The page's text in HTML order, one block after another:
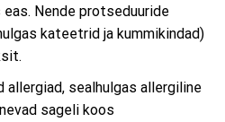
Nende protseduuride
kateetrid ja kummikindad)
allergiad, sealhulgas allergiline
sageli koos